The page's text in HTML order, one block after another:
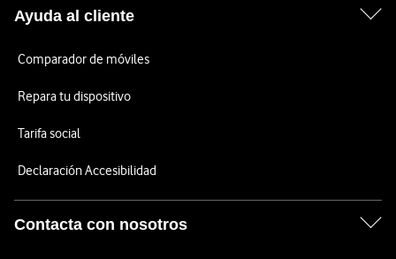
Ayuda al cliente
Comparador de móviles
Repara tu dispositivo
Tarifa social
Declaración Accesibilidad
Contacta con nosotros